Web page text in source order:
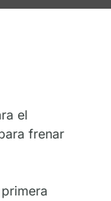
el
frenar